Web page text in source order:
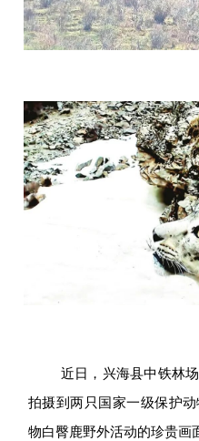
近日，兴海县中铁林
拍摄到两只国家一级保护
物白臀鹿野外活动的珍贵画